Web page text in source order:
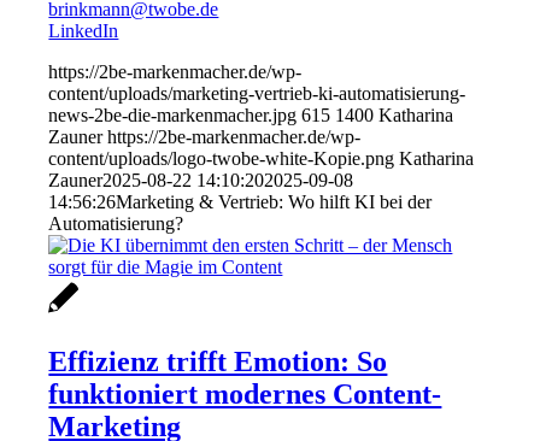
brinkmann@twobe.de
LinkedIn
https://2be-markenmacher.de/wp-
content/uploads/marketing-vertrieb-ki-automatisierung-
news-2be-die-markenmacher.jpg 615 1400 Katharina
Zauner https://2be-markenmacher.de/wp-
content/uploads/logo-twobe-white-Kopie.png Katharina
Zauner2025-08-22 14:10:202025-09-08
14:56:26Marketing & Vertrieb: Wo hilft KI bei der
Automatisierung?
Effizienz trifft Emotion: So
funktioniert modernes Content-
Marketing